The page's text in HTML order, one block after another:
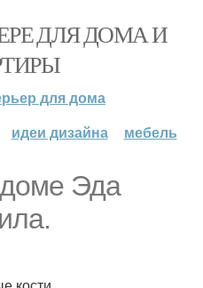
ДЛЯ ДОМА И
для дома
идеи дизайна мебель
Эда